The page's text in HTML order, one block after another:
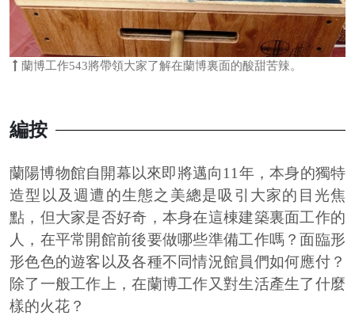
蘭博工作543將帶領大家了解在蘭博裏面的酸甜苦辣。
編按
蘭陽博物館自開幕以來即將邁向11年，本身的獨特
造型以及週遭的生態之美總是吸引大家的目光焦
點，但大家是否好奇，本身在這棟建築裏面工作的
人，在平常開館前後要做哪些準備工作嗎？面臨形
形色色的遊客以及各種不同情況館員們如何應付？
除了一般工作上，在蘭博工作又對生活產生了什麼
樣的火花？